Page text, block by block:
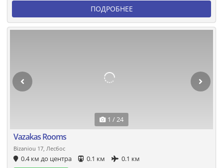
ПОДРОБНЕЕ
1 / 24
Vazakas Rooms
Bizaniou 17, Лесбос
0.4 км до центра 0.1 км
0.1 км